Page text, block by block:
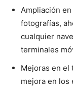
Ampliación
fotografías,
cualquier
terminales
Mejoras en el
mejora en los